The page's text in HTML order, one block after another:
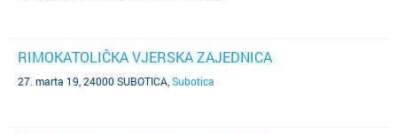
RIMOKATOLIČKA VJERSKA ZAJEDNICA
27. marta 19, 24000 SUBOTICA Subotica